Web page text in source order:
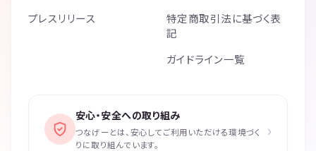
プレスリリース
特定商取引法に基づく表
記
ガイドライン一覧
安心・安全への取り組み
つなげーとは、安心してご利用いただける環境づく
りに取り組んでいます。
›